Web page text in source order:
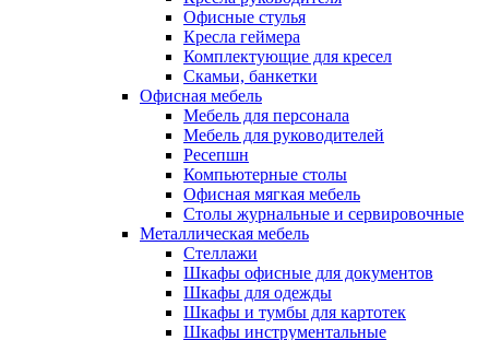
Офисные стулья
Кресла геймера
Комплектующие для кресел
Скамьи, банкетки
Офисная мебель
Мебель для персонала
Мебель для руководителей
Ресепшн
Компьютерные столы
Офисная мягкая мебель
Столы журнальные и сервировочные
Металлическая мебель
Стеллажи
Шкафы офисные для документов
Шкафы для одежды
Шкафы и тумбы для картотек
Шкафы инструментальные